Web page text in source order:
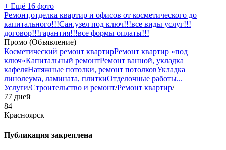
+ Ещё 16 фото
Ремонт,отделка квартир и офисов от косметического до
капитального!!!Сан.узел под ключ!!!все виды услуг!!!
договор!!!гарантия!!!все формы оплаты!!!
Промо (Объявление)
Косметический ремонт квартирРемонт квартир «под
ключ»Капитальный ремонтРемонт ванной, укладка
кафеляНатяжные потолки, ремонт потолковУкладка
линолеума, ламината, плиткиОтделочные работы...
Услуги/Строительство и ремонт/Ремонт квартир/
77 дней
84
Красноярск
Публикация закреплена